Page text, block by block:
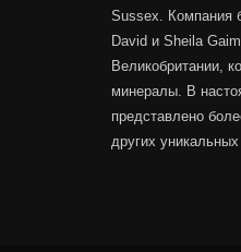
Sussex. Компания
David и Sheila
Великобритании,
минералы. В
представлено
других